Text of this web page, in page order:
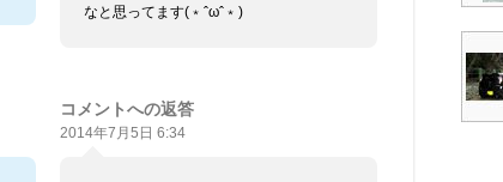
なと思ってます(﹡ˆωˆ﹡)
コメントへの返答
2014年7月5日 6:34